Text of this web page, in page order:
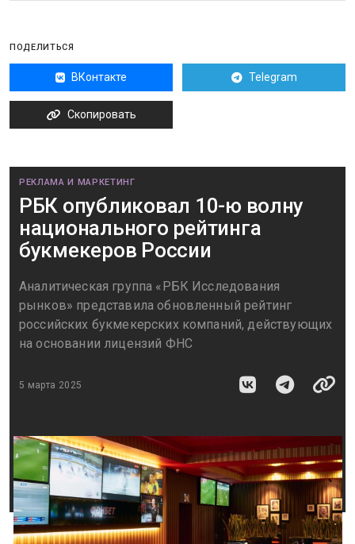
ПОДЕЛИТЬСЯ
ВКонтакте Telegram
Скопировать
РЕКЛАМА И МАРКЕТИНГ
РБК опубликовал 10-ю волну
национального рейтинга
букмекеров России
Аналитическая группа «РБК Исследования
рынков» представила обновленный рейтинг
российских букмекерских компаний, действующих
на основании лицензий ФНС
5 марта 2025